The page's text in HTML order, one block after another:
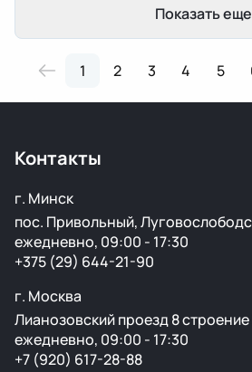
Показать еще
1 2 3 4 5
Контакты
г. Минск
пос. Привольный,
ежедневно, 09:00 - 17:30
+375 (29) 644-21-90
г. Москва
Лианозовский проезд 8 строение
ежедневно, 09:00 - 17:30
+7 (920) 617-28-88